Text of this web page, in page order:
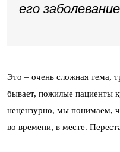
его
Это – очень сложная тема,
бывает, пожилые пациенты
нецензурно, мы понимаем,
во времени, в месте.